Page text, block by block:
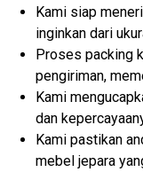
Kami siap
inginkan dari
Proses packing
pengiriman,
Kami
dan
Kami pastikan
mebel jepara